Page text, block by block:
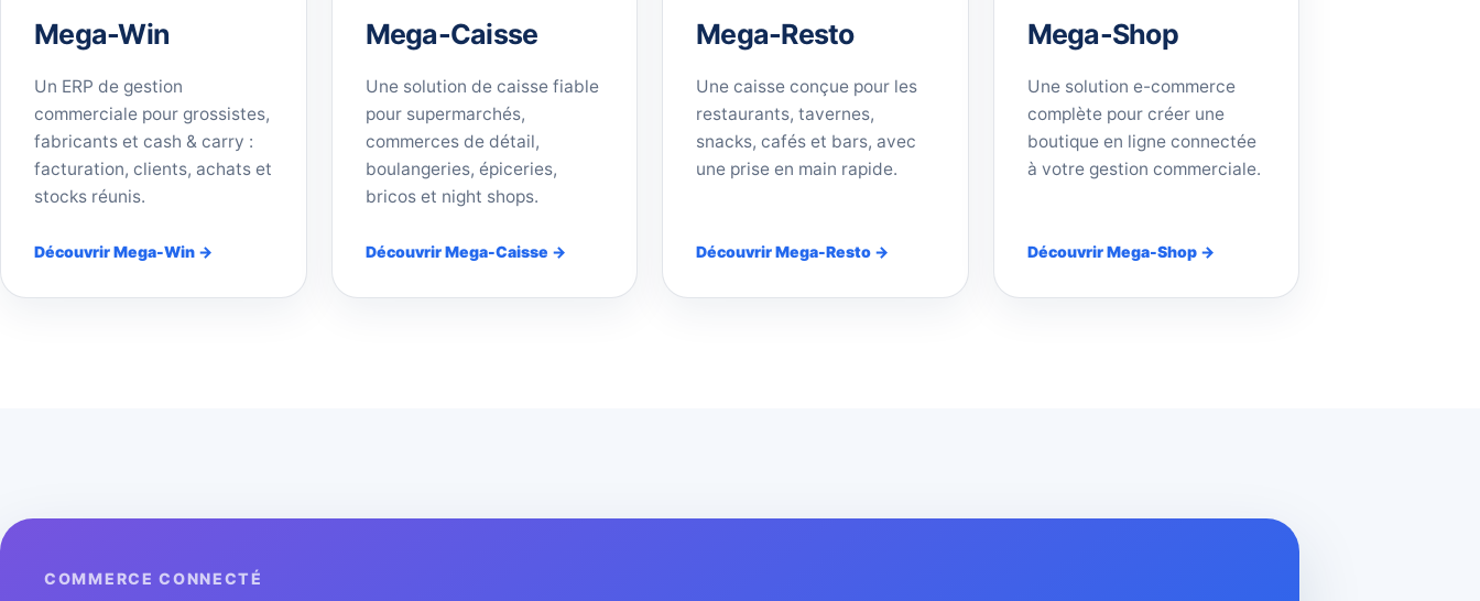
Mega-Win
Un ERP de gestion
commerciale pour grossistes,
fabricants et cash & carry :
facturation, clients, achats et
stocks réunis.
Découvrir Mega-Win →
Mega-Caisse
Une solution de caisse fiable
pour supermarchés,
commerces de détail,
boulangeries, épiceries,
bricos et night shops.
Découvrir Mega-Caisse →
Mega-Resto
Une caisse conçue pour les
restaurants, tavernes,
snacks, cafés et bars, avec
une prise en main rapide.
Découvrir Mega-Resto →
Mega-Shop
Une solution e-commerce
complète pour créer une
boutique en ligne connectée
à votre gestion commerciale.
Découvrir Mega-Shop →
COMMERCE CONNECTÉ